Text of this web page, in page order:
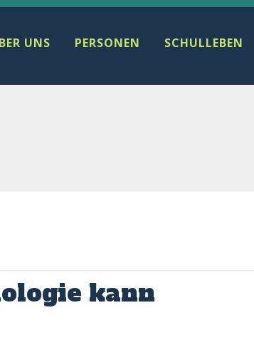
UNS PERSONEN SCHULLEBEN
kann